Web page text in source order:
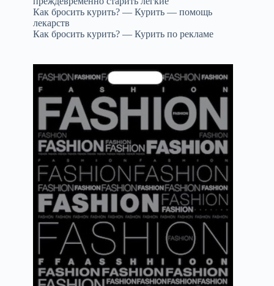
Как бросить курить? — Курить — помощь
лекарств
Как бросить курить? — Курить по рекламе